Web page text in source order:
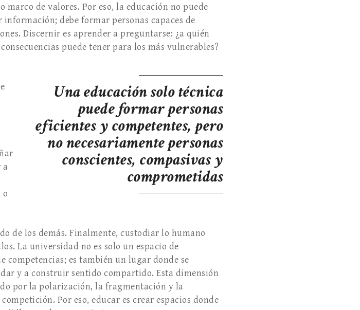
de valores. Por eso, la educación no puede
debe formar personas capaces de
Discernir es aprender a preguntarse: ¿a quién
puede tener para los más vulnerables?
Una educación solo técnica
puede formar personas
eficientes y competentes, pero
no necesariamente personas
conscientes, compasivas y
comprometidas
a
o
de los demás. Finalmente, custodiar lo humano
La universidad no es solo un espacio de
es también un lugar donde se
y a construir sentido compartido. Esta dimensión
por la polarización, la fragmentación y la
Por eso, educar es crear espacios donde